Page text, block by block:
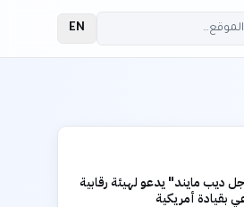
EN
ديب مايند" يدعو لهيئة رقابية
بقيادة أمريكية